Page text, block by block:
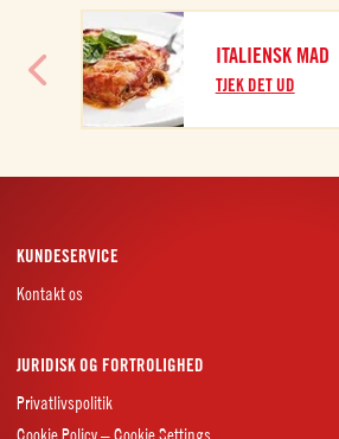
ITALIENSK MAD
TJEK DET UD
KUNDESERVICE
Kontakt os
JURIDISK OG FORTROLIGHED
Privatlivspolitik